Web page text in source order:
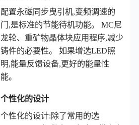
配置永磁同步曳引机,变频调速的
门,是标准的节能待机功能。 MC尼
龙轮、重矿物晶体块应用程序,减少
铸件的必要性。 如果增选LED照
明,能量反馈设备,更好的能量性
能。
个性化的设计
个性化的设计:除了常用的选